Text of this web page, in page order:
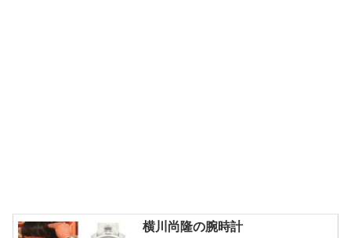
横川尚隆の腕時計